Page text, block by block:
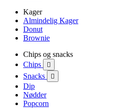
Kager
Almindelig Kager
Donut
Brownie
Chips og snacks
Chips

Snacks 
Dip
Nødder
Popcorn